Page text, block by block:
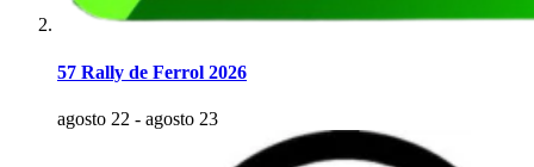
57 Rally de Ferrol 2026
agosto 22 - agosto 23